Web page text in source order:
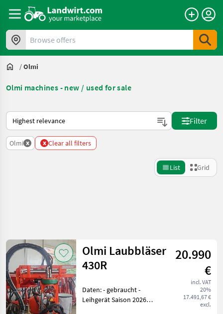
Browse offers
/Olmi
Olmi machines - new / used for sale
This is how sorting works on Landwirt.com
Filter
Olmi x x Clear all filters
List Grid
Category Place Filter
CURRENT
PATH
Olmi
Reset
Show
26
results
Olmi Laubbläser
430R
20.990
€
incl. VAT
20%
17.491,67 €
excl.
Daten: - gebraucht -
Leihgerät Saison 2026